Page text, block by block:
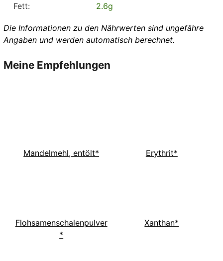
Fett:
2.6g
Die Informationen zu den Nährwerten sind ungefähre
Angaben und werden automatisch berechnet.
Meine Empfehlungen
Mandelmehl, entölt* Erythrit*
Flohsamenschalenpulver
*
Xanthan*